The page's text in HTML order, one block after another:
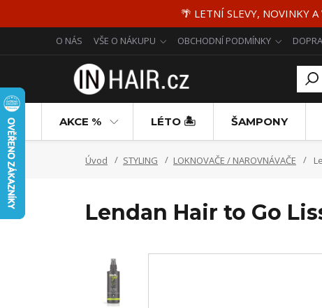
🌴 LETNÍ SLEVY, NOVINKY
O NÁS VŠE O NÁKUPU OBCHODNÍ PODMÍNKY
AKCE % LÉTO 🏝️ ŠAMPONY
Úvod STYLING LOKNOVAČE / NAROVNÁVAČE
Lendan Hair to Go